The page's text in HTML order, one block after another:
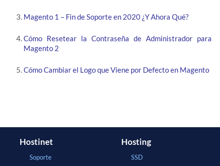
Magento 1 – Fin de Soporte en 2020 ¿Y Ahora Qué?
Cómo Resetear la Contraseña de Administrador para
Magento 2
Cómo Cambiar el Logo que Viene por Defecto en Magento
Hostinet
Soporte
Hosting
SSD